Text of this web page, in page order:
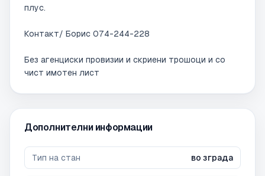
плус.
Контакт/ Борис 074-244-228
Без агенциски провизии и скриени трошоци и со
чист имотен лист
Дополнителни информации
Тип на стан во зграда